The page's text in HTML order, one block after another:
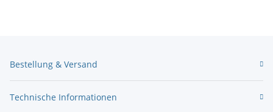
Bestellung & Versand
Technische Informationen